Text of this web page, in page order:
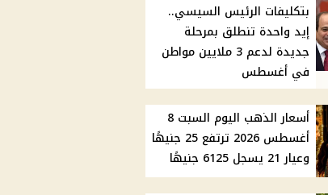
بتكليفات الرئيس السيسي..
إيد واحدة تنطلق بمرحلة
جديدة لدعم 3 ملايين مواطن
في أغسطس
أسعار الذهب اليوم السبت 8
أغسطس 2026 ترتفع 25 جنيهًا
وعيار 21 يسجل 6125 جنيهًا